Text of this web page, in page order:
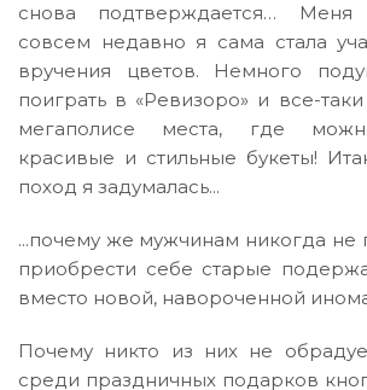
снова подтверждается… Меня
совсем недавно я сама стала
вручения цветов. Немного
поиграть в «Ревизоро» и все-
мегаполисе места, где
красивые и стильные букеты!
поход я задумалась...
...почему же мужчинам никогда не
приобрести себе старые
вместо новой, навороченной
Почему никто из них не
среди праздничных подарков